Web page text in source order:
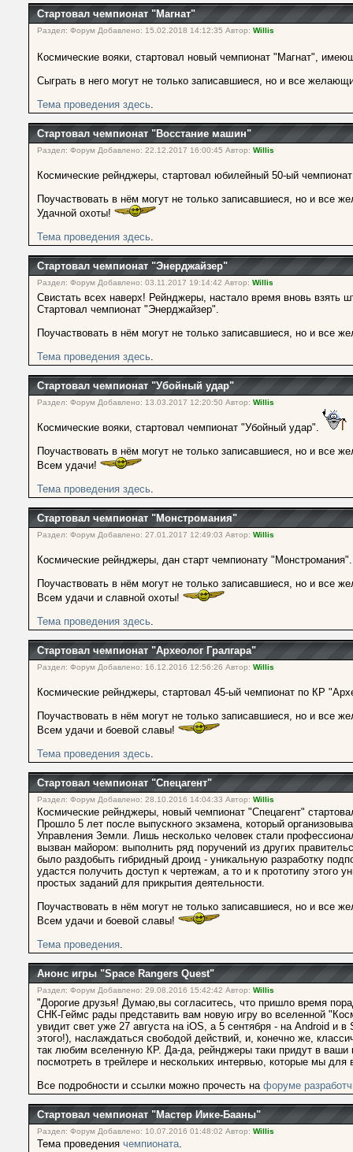
Стартовал чемпионат "Магнат"
Раздел: Форум Добавлено: 15.02.2018 14:12:35 Автор: Willis
Космические вояки, стартовал новый чемпионат "Магнат",
Сыграть в него могут не только записавшиеся, но и все
Тема проведения здесь.
Стартовал чемпионат "Восстание машин"
Раздел: Форум Добавлено: 22.12.2017 16:00:45 Автор: Willis
Космические рейнджеры, стартовал юбилейный 50-ый
Поучаствовать в нём могут не только записавшиеся, но и все
Удачной охоты!
Тема проведения здесь.
Стартовал чемпионат "Энерджайзер"
Раздел: Форум Добавлено: 03.11.2017 19:14:42 Автор: Willis
Свистать всех наверх! Рейнджеры, настало время вновь взять
Стартовал чемпионат "Энерджайзер".
Поучаствовать в нём могут не только записавшиеся, но и все
Тема проведения здесь.
Стартовал чемпионат "Убойный удар"
Раздел: Форум Добавлено: 13.03.2017 12:20:50 Автор: Willis
Космические вояки, стартовал чемпионат "Убойный удар".
Поучаствовать в нём могут не только записавшиеся, но и все
Всем удачи!
Тема проведения здесь.
Стартовал чемпионат "Монстромания"
Раздел: Форум Добавлено: 27.01.2017 12:49:03 Автор: Willis
Космические рейнджеры, дан старт чемпионату
Поучаствовать в нём могут не только записавшиеся, но и все
Всем удачи и славной охоты!
Тема проведения здесь.
Стартовал чемпионат "Археолог Гралгара"
Раздел: Форум Добавлено: 16.12.2016 12:56:26 Автор: Willis
Космические рейнджеры, стартовал 45-ый чемпионат по КР
Поучаствовать в нём могут не только записавшиеся, но и все
Всем удачи и боевой славы!
Тема проведения здесь.
Стартовал чемпионат "Спецагент"
Раздел: Форум Добавлено: 28.10.2016 14:04:33 Автор: Willis
Космические рейнджеры, новый чемпионат "Спецагент"
Прошло 5 лет после выпускного экзамена, который
Управления Земли. Лишь несколько человек стали
вызван майором: выполнить ряд поручений из других
было раздобыть гибридный дроид - уникальную разработку
удастся получить доступ к чертежам, а то и к прототипу
простых заданий для прикрытия деятельности.
Поучаствовать в нём могут не только записавшиеся, но и все
Всем удачи и боевой славы!
Тема проведения.
Анонс игры "Space Rangers Quest"
Раздел: Форум Добавлено: 29.08.2016 15:42:42 Автор: Willis
"Дорогие друзья! Думаю,вы согласитесь, что пришло время
СНК-Геймс рады представить вам новую игру во вселенной
увидит свет уже 27 августа на iOS, а 5 сентября - на Android и
этого!), наслаждаться свободой действий, и, конечно же,
так любим вселенную КР. Да-да, рейнджеры таки придут в ваши
посмотреть в трейлере и нескольких интервью, которые мы для
Все подробности и ссылки можно прочесть на форуме
Стартовал чемпионат "Мастер Иике-Бааны"
Раздел: Форум Добавлено: 10.07.2016 01:48:02 Автор: Willis
Тема проведения чемпионата.